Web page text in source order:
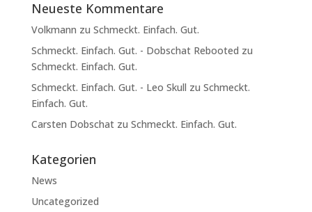
Neueste Kommentare
Volkmann zu Schmeckt. Einfach. Gut.
Schmeckt. Einfach. Gut. - Dobschat Rebooted zu
Schmeckt. Einfach. Gut.
Schmeckt. Einfach. Gut. - Leo Skull zu Schmeckt.
Einfach. Gut.
Carsten Dobschatzu Schmeckt. Einfach. Gut.
Kategorien
News
Uncategorized